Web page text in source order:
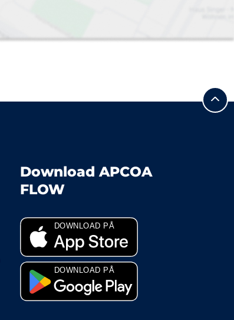
Download APCOA
FLOW